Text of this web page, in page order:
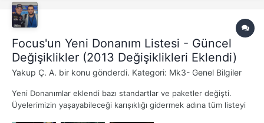
Focus'un Yeni Donanım Listesi - Güncel
Değişiklikler (2013 Değişiklikleri Eklendi)
Yakup Ç. A. bir konu gönderdi. Kategori: Mk3- Genel Bilgiler
Yeni Donanımlar eklendi bazı standartlar ve paketler değişti.
Üyelerimizin yaşayabileceği karışıklığı gidermek adına tüm listeyi